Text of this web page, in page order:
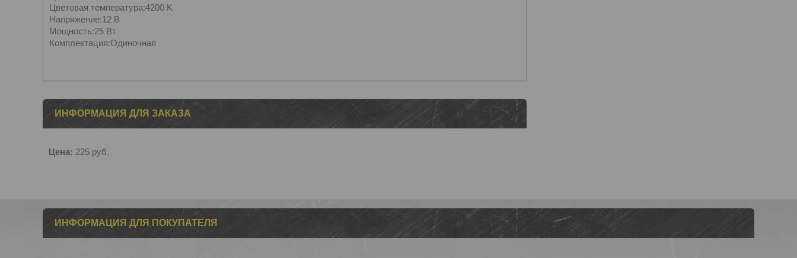
Цветовая температура:4200 K
Напряжение:12 В
Мощность:25 Вт
Комплектация:Одиночная
ИНФОРМАЦИЯ ДЛЯ ЗАКАЗА
Цена: 225 руб.
ИНФОРМАЦИЯ ДЛЯ ПОКУПАТЕЛЯ